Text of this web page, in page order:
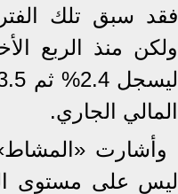
فقد سبق تلك
ولكن منذ الربع
المالي الجاري.
وأشارت
ليس على مستوى